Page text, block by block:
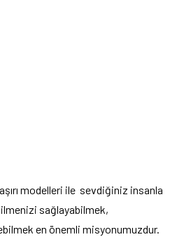
modelleri ile sevdiğiniz insanla
sağlayabilmek,
en önemli misyonumuzdur.